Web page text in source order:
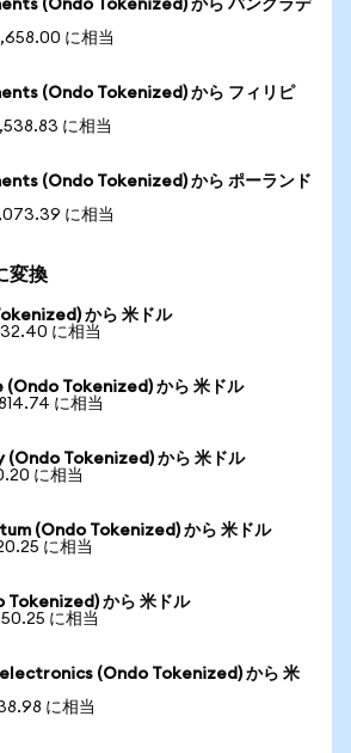
(Ondo Tokenized) から バングラデ
に相当
(Ondo Tokenized) から フィリピ
に相当
(Ondo Tokenized) から ポーランド
に相当
変換
から 米ドル
に相当
Tokenized) から 米ドル
に相当
Tokenized) から 米ドル
に相当
(Ondo Tokenized) から 米ドル
に相当
から 米ドル
に相当
(Ondo Tokenized) から 米
に相当